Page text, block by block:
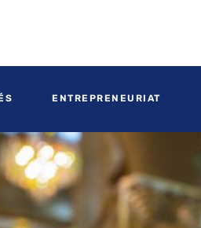
ENTREPRENEURIAT